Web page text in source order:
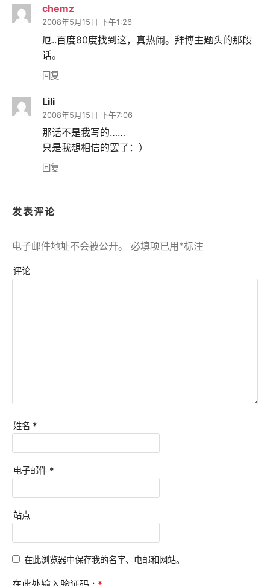
chemz
2008年5月15日 下午1:26
厄..百度80度找到这，真热闹。拜博主题头的那段
话。
回复
Lili
2008年5月15日 下午7:06
那话不是我写的……
只是我想相信的罢了：）
回复
发表评论
电子邮件地址不会被公开。 必填项已用 *标注
评论
姓名 *
电子邮件 *
站点
在此浏览器中保存我的名字、电邮和网站。